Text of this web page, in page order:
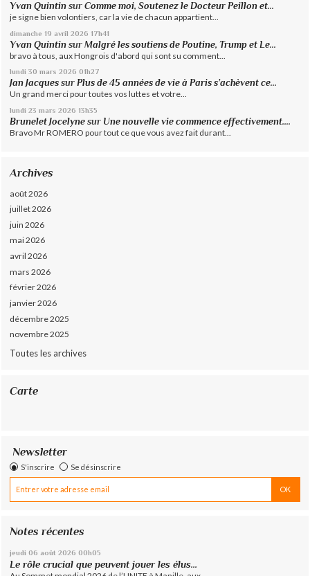
Yvan Quintin surComme moi, Soutenez le Docteur Peillon et...
je signe bien volontiers, car la vie de chacun appartient...
dimanche 19 avril 2026 17h41
Yvan Quintin surMalgré les soutiens de Poutine, Trump et Le...
bravo à tous, aux Hongrois d'abord qui sont su comment...
lundi 30 mars 2026 01h27
Jan Jacques surPlus de 45 années de vie à Paris s’achèvent ce...
Un grand merci pour toutes vos luttes et votre...
lundi 23 mars 2026 13h35
Brunelet Jocelyne sur Une nouvelle vie commence effectivement....
Bravo Mr ROMERO pour tout ce que vous avez fait durant...
Archives
août 2026
juillet 2026
juin 2026
mai 2026
avril 2026
mars 2026
février 2026
janvier 2026
décembre 2025
novembre 2025
Toutes les archives
Carte
Newsletter
S'inscrire Se désinscrire
Notes récentes
jeudi 06 août 2026 00h05
Le rôle crucial que peuvent jouer les élus...